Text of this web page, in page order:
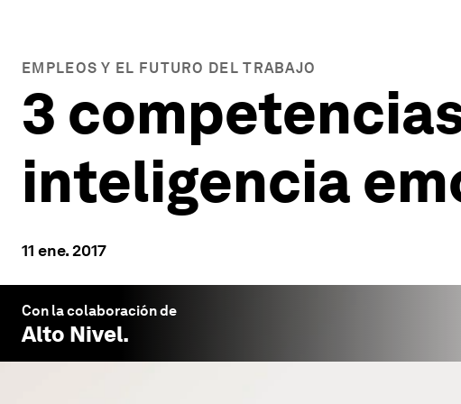
EMPLEOS Y EL FUTURO DEL TRABAJO
3
inteligencia
11 ene. 2017
Con la colaboración de
Alto Nivel.